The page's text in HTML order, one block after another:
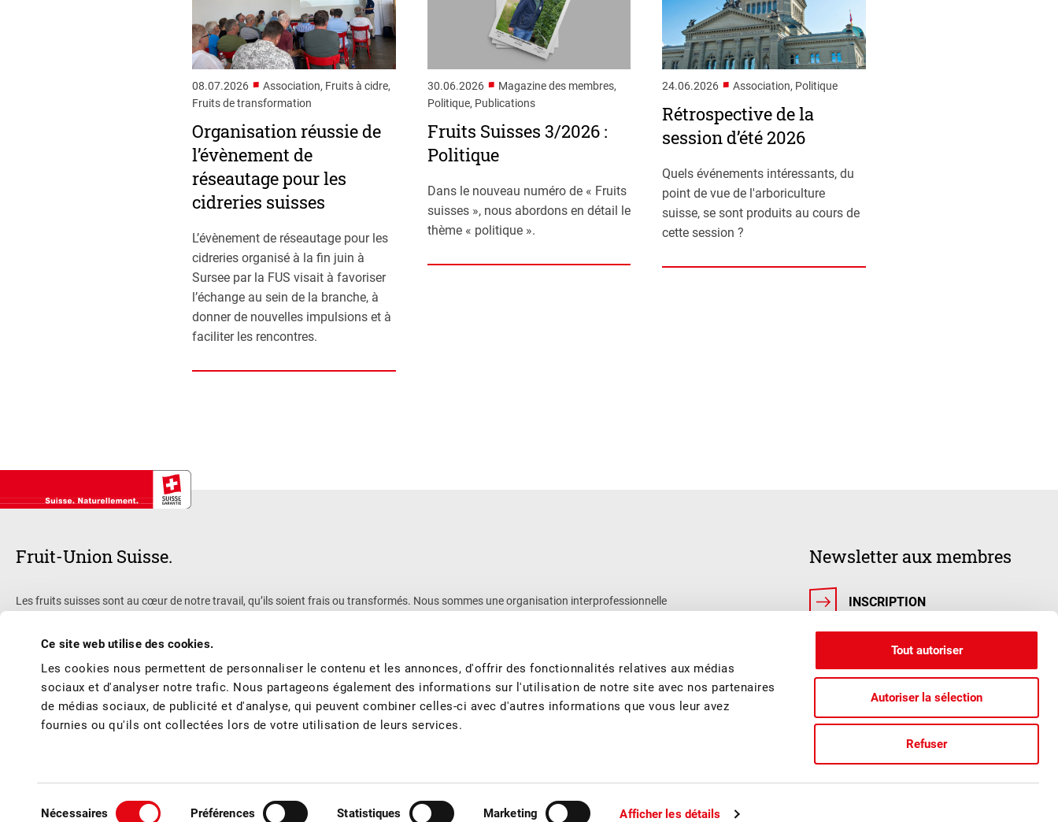
Ce site web utilise des cookies.
Les cookies nous permettent de personnaliser le contenu et les annonces, d'offrir des fonctionnalités relatives aux médias
sociaux et d'analyser notre trafic. Nous partageons également des informations sur l'utilisation de notre site avec nos partenaires
de médias sociaux, de publicité et d'analyse, qui peuvent combiner celles-ci avec d'autres informations que vous leur avez
fournies ou qu'ils ont collectées lors de votre utilisation de leurs services.
Nécessaires Préférences Statistiques Marketing Afficher les détails
Tout autoriser
Autoriser la sélection
Refuser
08.07.2026 ■ Association, Fruits à cidre,
Fruits de transformation
Organisation réussie de
l’évènement de
réseautage pour les
cidreries suisses
L’évènement de réseautage pour les
cidreries organisé à la fin juin à
Sursee par la FUS visait à favoriser
l’échange au sein de la branche, à
donner de nouvelles impulsions et à
faciliter les rencontres.
30.06.2026 ■ Magazine des membres,
Politique, Publications
Fruits Suisses 3/2026 :
Politique
Dans le nouveau numéro de « Fruits
suisses », nous abordons en détail le
thème « politique ».
24.06.2026 ■ Association, Politique
Rétrospective de la
session d’été 2026
Quels événements intéressants, du
point de vue de l'arboriculture
suisse, se sont produits au cours de
cette session ?
Fruit-Union Suisse.
Les fruits suisses sont au cœur de notre travail, qu’ils soient frais ou transformés. Nous sommes une organisation interprofessionnelle
continue, de la recherche et promouvons l’image des fruits suisses.
Newsletter aux membres
INSCRIPTION
Conditions générales / Mentions légales
Politique de confidentialité Sponsoring